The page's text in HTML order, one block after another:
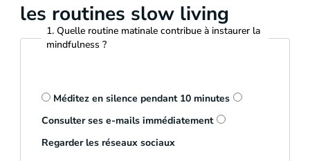
les routines slow living
1. Quelle routine matinale contribue à instaurer la
mindfulness ?
Méditez en silence pendant 10 minutes
Consulter ses e-mails immédiatement
Regarder les réseaux sociaux